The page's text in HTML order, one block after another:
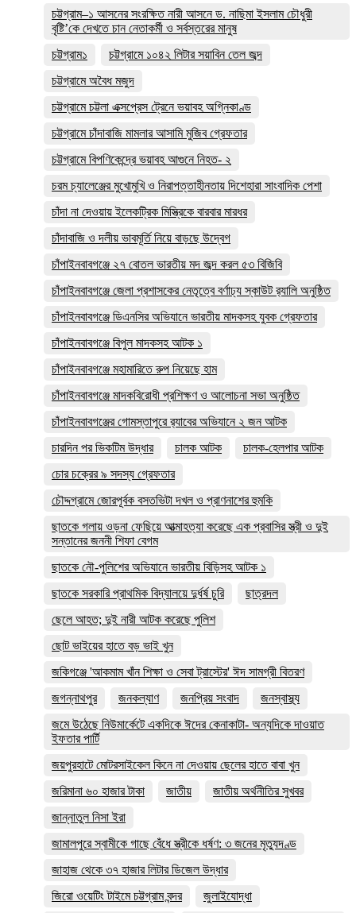
চট্টগ্রাম–১ আসনের সংরক্ষিত নারী আসনে ড. নাছিমা ইসলাম চৌধুরী
বৃষ্টি’কে দেখতে চান নেতাকর্মী ও সর্বস্তরের মানুষ
চট্টগ্রাম১
চট্টগ্রামে ১০৪২ লিটার সয়াবিন তেল জব্দ
চট্টগ্রামে অবৈধ মজুদ
চট্টগ্রামে চট্টলা এক্সপ্রেস ট্রেনে ভয়াবহ অগ্নিকাণ্ড
চট্টগ্রামে চাঁদাবাজি মামলার আসামি মুজিব গ্রেফতার
চট্টগ্রামে বিপণিকেন্দ্রে ভয়াবহ আগুনে নিহত- ২
চরম চ্যালেঞ্জের মুখোমুখি ও নিরাপত্তাহীনতায় দিশেহারা সাংবাদিক পেশা
চাঁদা না দেওয়ায় ইলেকট্রিক মিস্ত্রিকে বারবার মারধর
চাঁদাবাজি ও দলীয় ভাবমূর্তি নিয়ে বাড়ছে উদ্বেগ
চাঁপাইনবাবগঞ্জে ২৭ বোতল ভারতীয় মদ জব্দ করল ৫৩ বিজিবি
চাঁপাইনবাবগঞ্জে জেলা প্রশাসকের নেতৃত্বে বর্ণাঢ্য স্কাউট র‍্যালি অনুষ্ঠিত
চাঁপাইনবাবগঞ্জে ডিএনসির অভিযানে ভারতীয় মাদকসহ যুবক গ্রেফতার
চাঁপাইনবাবগঞ্জে বিপুল মাদকসহ আটক ১
চাঁপাইনবাবগঞ্জে মহামারিতে রুপ নিয়েছে হাম
চাঁপাইনবাবগঞ্জে মাদকবিরোধী প্রশিক্ষণ ও আলোচনা সভা অনুষ্ঠিত
চাঁপাইনবাবগঞ্জের গোমস্তাপুরে র‍্যাবের অভিযানে ২ জন আটক
চারদিন পর ভিকটিম উদ্ধার
চালক আটক
চালক-হেলপার আটক
চোর চক্রের ৯ সদস্য গ্রেফতার
চৌদ্দগ্রামে জোরপূর্বক বসতভিটা দখল ও প্রাণনাশের হুমকি
ছাতকে গলায় ওড়না ফেছিয়ে আত্মাহত্যা করেছে এক প্রবাসির স্ত্রী ও দুই
সন্তানের জননী শিফা বেগম
ছাতকে নৌ-পুলিশের অভিযানে ভারতীয় বিড়িসহ আটক ১
ছাতকে সরকারি প্রাথমিক বিদ্যালয়ে দুর্ধর্ষ চুরি
ছাত্রদল
ছেলে আহত; দুই নারী আটক করেছে পুলিশ
ছোট ভাইয়ের হাতে বড় ভাই খুন
জকিগঞ্জে 'আকমাম খাঁন শিক্ষা ও সেবা ট্রাস্টের' ঈদ সামগ্রী বিতরণ
জগন্নাথপুর
জনকল্যাণ জনপ্রিয় সংবাদ
জনস্বাস্থ্য
জমে উঠেছে নিউমার্কেটে একদিকে ঈদের কেনাকাটা- অন্যদিকে দাওয়াত
ইফতার পার্টি
জয়পুরহাটে মোটরসাইকেল কিনে না দেওয়ায় ছেলের হাতে বাবা খুন
জরিমানা ৬০ হাজার টাকা
জাতীয়
জাতীয় অর্থনীতির সুখবর
জান্নাতুল নিসা ইরা
জামালপুরে স্বামীকে গাছে বেঁধে স্ত্রীকে ধর্ষণ: ৩ জনের মৃত্যুদণ্ড
জাহাজ থেকে ৩৭ হাজার লিটার ডিজেল উদ্ধার
জিরো ওয়েটিং টাইমে চট্টগ্রাম বন্দর
জুলাইযোদ্ধা